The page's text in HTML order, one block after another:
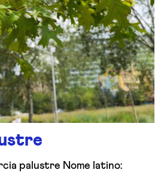
palustre Nome latino: